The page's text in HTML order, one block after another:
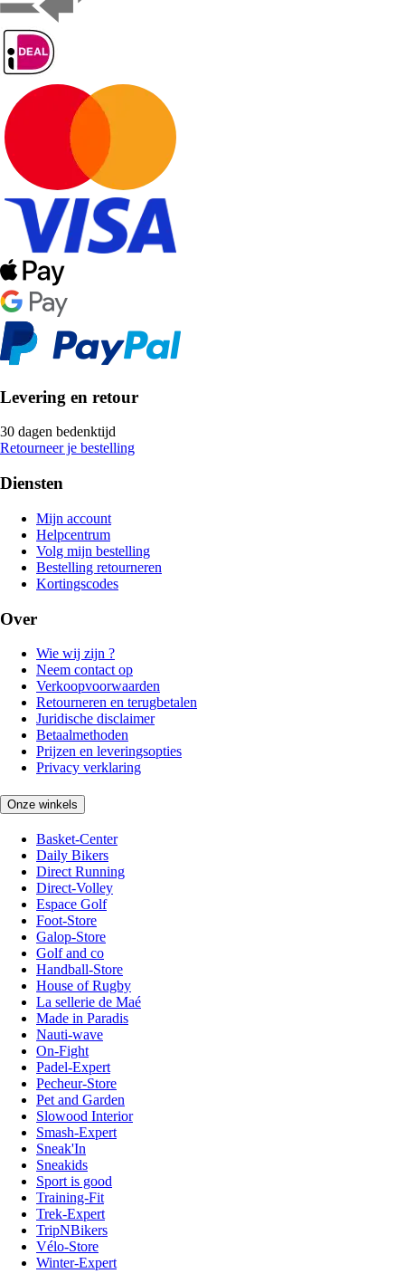
Levering en retour
30 dagen bedenktijd
Retourneer je bestelling
Diensten
Mijn account
Helpcentrum
Volg mijn bestelling
Bestelling retourneren
Kortingscodes
Over
Wie wij zijn ?
Neem contact op
Verkoopvoorwaarden
Retourneren en terugbetalen
Juridische disclaimer
Betaalmethoden
Prijzen en leveringsopties
Privacy verklaring
Onze winkels
Basket-Center
Daily Bikers
Direct Running
Direct-Volley
Espace Golf
Foot-Store
Galop-Store
Golf and co
Handball-Store
House of Rugby
La sellerie de Maé
Made in Paradis
Nauti-wave
On-Fight
Padel-Expert
Pecheur-Store
Pet and Garden
Slowood Interior
Smash-Expert
Sneak'In
Sneakids
Sport is good
Training-Fit
Trek-Expert
TripNBikers
Vélo-Store
Winter-Expert